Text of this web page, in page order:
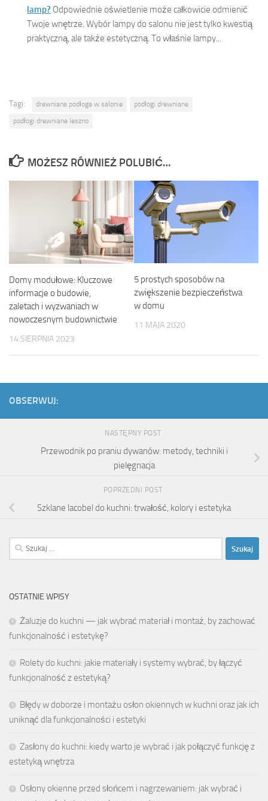
lamp? Odpowiednie oświetlenie może całkowicie odmienić
Twoje wnętrze. Wybór lampy do salonu nie jest tylko kwestią
praktyczną, ale także estetyczną. To właśnie lampy...
Tagi: drewniana podłoga w salonie
podłogi drewniane
podłogi drewniane leszno
MOŻESZ RÓWNIEŻ POLUBIĆ…
Domy modułowe: Kluczowe
informacje o budowie,
zaletach i wyzwaniach w
nowoczesnym budownictwie
14 SIERPNIA 2023
5 prostych sposobów na
zwiększenie bezpieczeństwa
w domu
11 MAJA 2020
OBSERWUJ:
NASTĘPNY POST
Przewodnik po praniu dywanów: metody, techniki i
pielęgnacja
POPRZEDNI POST
Szklane lacobel do kuchni: trwałość, kolory i estetyka
Szukaj:
OSTATNIE WPISY
Żaluzje do kuchni — jak wybrać materiał i montaż, by zachować
funkcjonalność i estetykę?
Rolety do kuchni: jakie materiały i systemy wybrać, by łączyć
funkcjonalność z estetyką?
Błędy w doborze i montażu osłon okiennych w kuchni oraz jak ich
uniknąć dla funkcjonalności i estetyki
Zasłony do kuchni: kiedy warto je wybrać i jak połączyć funkcję z
estetyką wnętrza
Osłony okienne przed słońcem i nagrzewaniem: jak wybrać i